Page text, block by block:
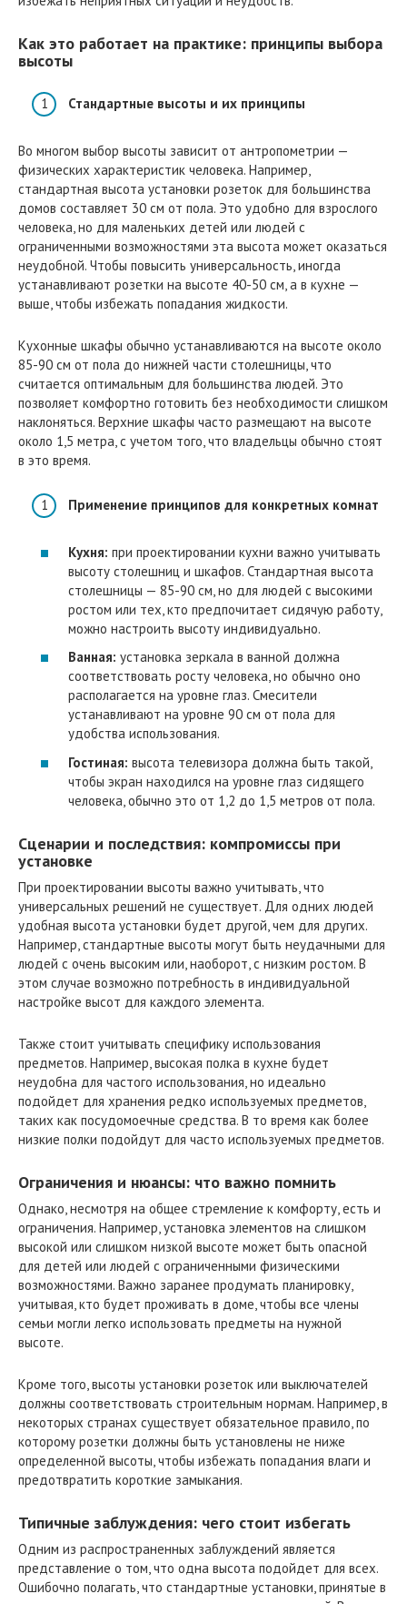
Как это работает на практике: принципы выбора
высоты
Стандартные высоты и их принципы
Во многом выбор высоты зависит от антропометрии —
физических характеристик человека. Например,
стандартная высота установки розеток для большинства
домов составляет 30 см от пола. Это удобно для взрослого
человека, но для маленьких детей или людей с
ограниченными возможностями эта высота может оказаться
неудобной. Чтобы повысить универсальность, иногда
устанавливают розетки на высоте 40-50 см, а в кухне —
выше, чтобы избежать попадания жидкости.
Кухонные шкафы обычно устанавливаются на высоте около
85-90 см от пола до нижней части столешницы, что
считается оптимальным для большинства людей. Это
позволяет комфортно готовить без необходимости слишком
наклоняться. Верхние шкафы часто размещают на высоте
около 1,5 метра, с учетом того, что владельцы обычно стоят
в это время.
Применение принципов для конкретных комнат
Кухня: при проектировании кухни важно учитывать
высоту столешниц и шкафов. Стандартная высота
столешницы — 85-90 см, но для людей с высокими
ростом или тех, кто предпочитает сидячую работу,
можно настроить высоту индивидуально.
Ванная: установка зеркала в ванной должна
соответствовать росту человека, но обычно оно
располагается на уровне глаз. Смесители
устанавливают на уровне 90 см от пола для
удобства использования.
Гостиная: высота телевизора должна быть такой,
чтобы экран находился на уровне глаз сидящего
человека, обычно это от 1,2 до 1,5 метров от пола.
Сценарии и последствия: компромиссы при
установке
При проектировании высоты важно учитывать, что
универсальных решений не существует. Для одних людей
удобная высота установки будет другой, чем для других.
Например, стандартные высоты могут быть неудачными для
людей с очень высоким или, наоборот, с низким ростом. В
этом случае возможно потребность в индивидуальной
настройке высот для каждого элемента.
Также стоит учитывать специфику использования
предметов. Например, высокая полка в кухне будет
неудобна для частого использования, но идеально
подойдет для хранения редко используемых предметов,
таких как посудомоечные средства. В то время как более
низкие полки подойдут для часто используемых предметов.
Ограничения и нюансы: что важно помнить
Однако, несмотря на общее стремление к комфорту, есть и
ограничения. Например, установка элементов на слишком
высокой или слишком низкой высоте может быть опасной
для детей или людей с ограниченными физическими
возможностями. Важно заранее продумать планировку,
учитывая, кто будет проживать в доме, чтобы все члены
семьи могли легко использовать предметы на нужной
высоте.
Кроме того, высоты установки розеток или выключателей
должны соответствовать строительным нормам. Например, в
некоторых странах существует обязательное правило, по
которому розетки должны быть установлены не ниже
определенной высоты, чтобы избежать попадания влаги и
предотвратить короткие замыкания.
Типичные заблуждения: чего стоит избегать
Одним из распространенных заблуждений является
представление о том, что одна высота подойдет для всех.
Ошибочно полагать, что стандартные установки, принятые в